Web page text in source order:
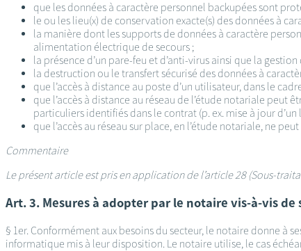
que les données à caractère personnel backupées sont
le ou les lieu(x) de conservation exacte(s) des données à
la manière dont les supports de données à caractère
alimentation électrique de secours ;
la présence d’un pare-feu et d’anti-virus ainsi que la
la destruction ou le transfert sécurisé des données à
que l’accès à distance au poste d’un utilisateur, dans le
que l’accès à distance au réseau de l’étude notariale
particuliers identifiés dans le contrat (p. ex. mise à jour
que l’accès au réseau sur place, en l’étude notariale, ne
Commentaire
Le présent article est pris en application de l’article 28 (Sous-
Art. 3. Mesures à adopter par le notaire vis-à-vis de
§ 1er. Conformément aux besoins du secteur, le notaire donne à
informatique mis à leur disposition. Le notaire utilise, le cas